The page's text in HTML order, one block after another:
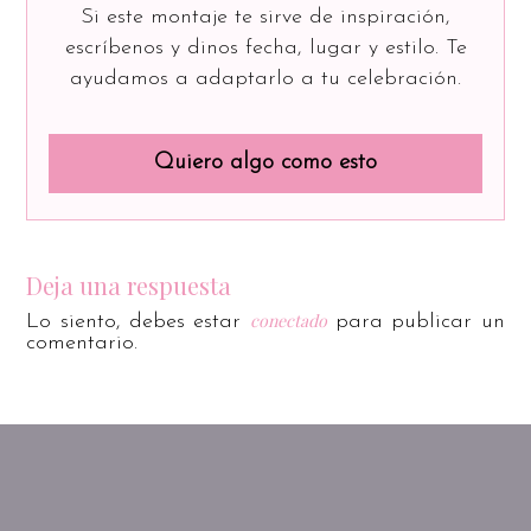
Si este montaje te sirve de inspiración,
escríbenos y dinos fecha, lugar y estilo. Te
ayudamos a adaptarlo a tu celebración.
Quiero algo como esto
Deja una respuesta
Lo siento, debes estar conectadopara publicar un
comentario.